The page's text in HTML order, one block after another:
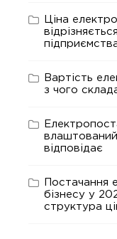
Ціна
Вартість
з чого
відповідає
Постачання
бізнесу у
структура